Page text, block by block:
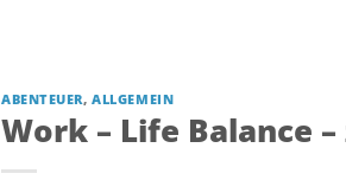
ABENTEUER,ALLGEMEIN
Work – Life Balance